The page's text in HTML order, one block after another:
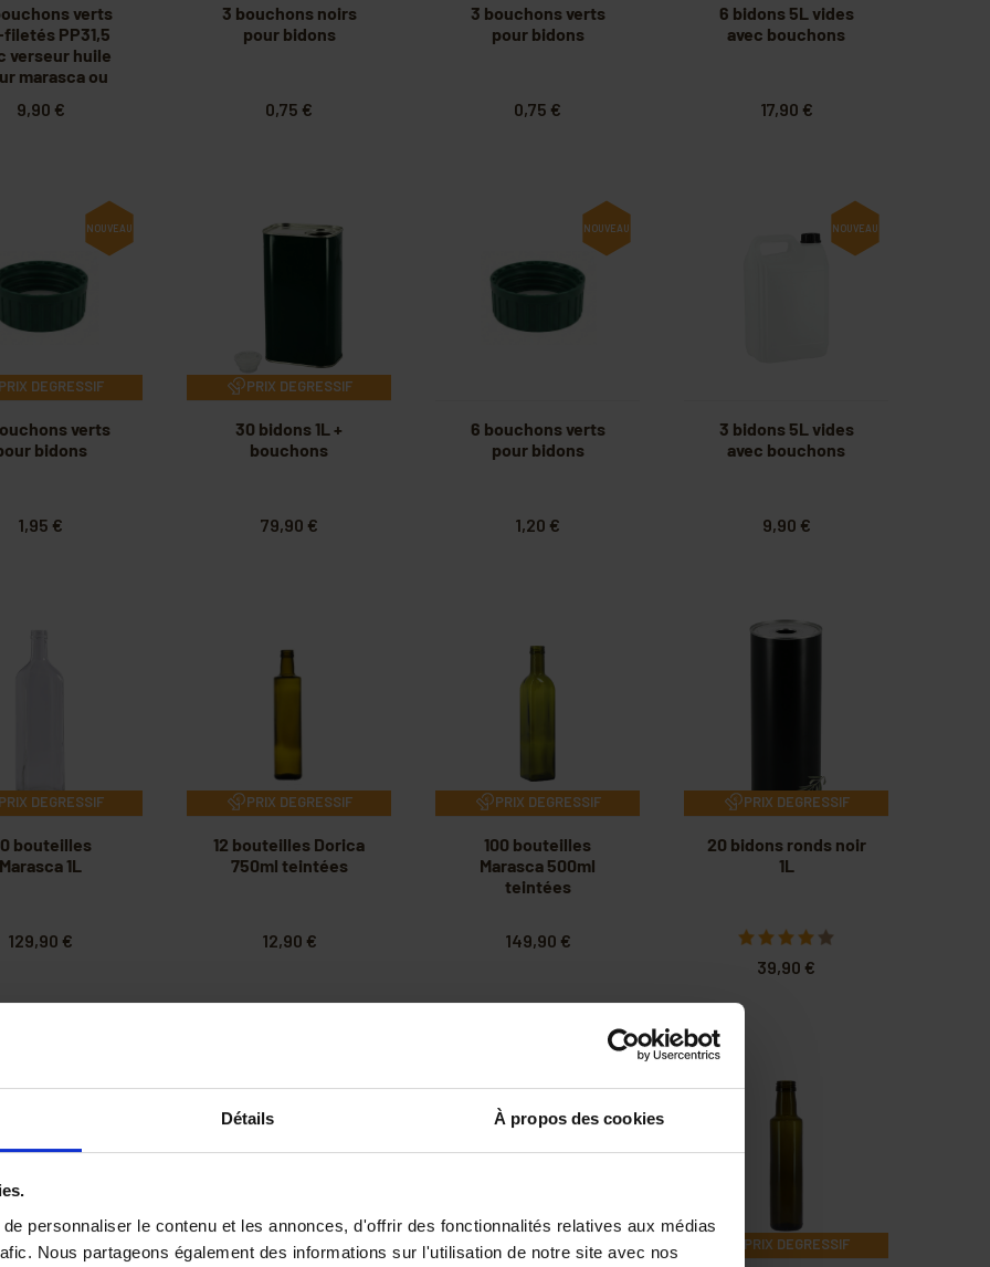
Détails À propos des cookies
personnaliser le contenu et les annonces, d'offrir des fonctionnalités relatives aux médias
Nous partageons également des informations sur l'utilisation de notre site avec nos
verts
PP31,5
verseur huile
marasca ou
9,90 €
3 bouchons noirs
pour bidons
0,75 €
3 bouchons verts
pour bidons
0,75 €
6 bidons 5L vides
avec bouchons
17,90 €
NOUVEAU
DEGRESSIF
verts
bidons
1,95 €
PRIX DEGRESSIF
30 bidons 1L +
bouchons
79,90 €
NOUVEAU
6 bouchons verts
pour bidons
1,20 €
NOUVEAU
3 bidons 5L vides
avec bouchons
9,90 €
DEGRESSIF
bouteilles
Marasca 1L
129,90 €
PRIX DEGRESSIF
12 bouteilles Dorica
750ml teintées
12,90 €
PRIX DEGRESSIF
100 bouteilles
Marasca 500ml
teintées
149,90 €
PRIX DEGRESSIF
20 bidons ronds noir
1L
39,90 €
PRIX DEGRESSIF PRIX DEGRESSIF